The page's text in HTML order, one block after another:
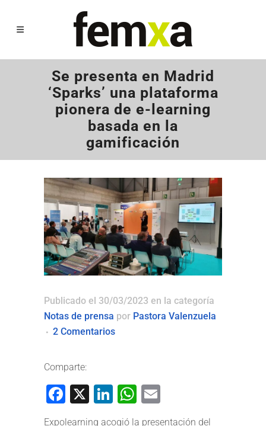
Se presenta en Madrid
‘Sparks’ una plataforma
pionera de e-learning
basada en la
gamificación
Publicado el 30/03/2023 en la categoría
Notas de prensa por Pastora Valenzuela
2 Comentarios
Comparte:
Facebook
X LinkedIn
WhatsApp
Expolearning acogió la presentación del